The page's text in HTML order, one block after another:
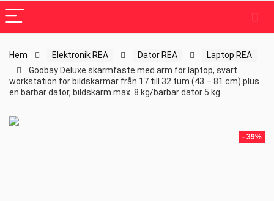
Hem Elektronik REA Dator REA
Laptop REA
Goobay Deluxe skärmfäste med arm för laptop, svart
workstation för bildskärmar från 17 till 32 tum (43 – 81 cm) plus
en bärbar dator, bildskärm max. 8 kg/bärbar dator 5 kg
- 39%